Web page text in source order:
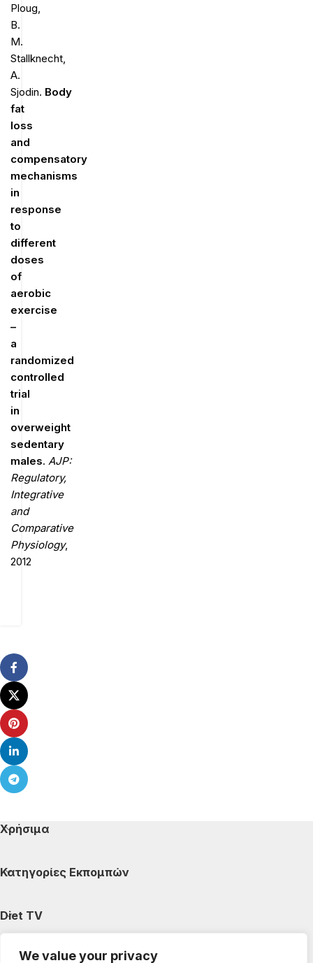
We value your privacy
Ploug,
B.
M.
Stallknecht,
A.
Sjodin. Body
fat
loss
and
compensatory
mechanisms
in
response
to
different
doses
of
aerobic
exercise
–
a
randomized
controlled
trial
in
overweight
sedentary
males. AJP:
Regulatory,
Integrative
and
Comparative
Physiology,
2012
Χρήσιμα
Κατηγορίες Εκπομπών
Diet TV
Κατηγορίες Άρθρων